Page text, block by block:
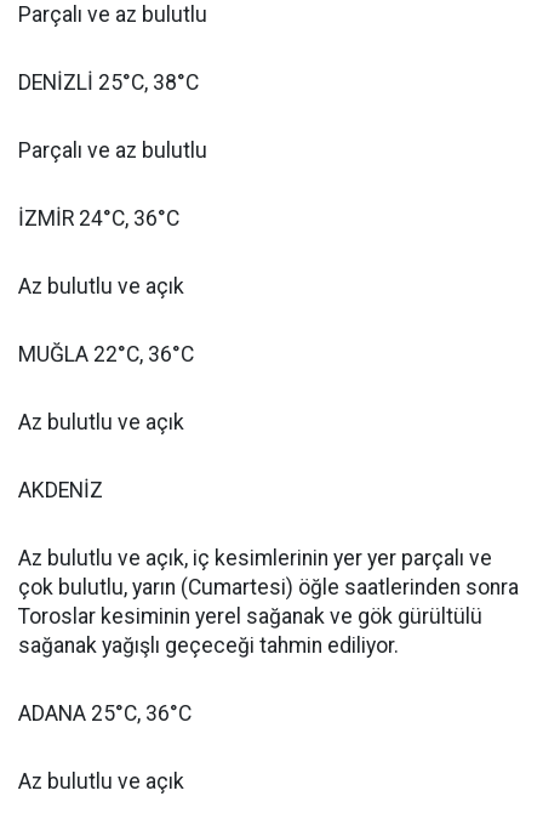
Parçalı ve az bulutlu
DENİZLİ 25°C, 38°C
Parçalı ve az bulutlu
İZMİR 24°C, 36°C
Az bulutlu ve açık
MUĞLA 22°C, 36°C
Az bulutlu ve açık
AKDENİZ
Az bulutlu ve açık, iç kesimlerinin yer yer parçalı ve
çok bulutlu, yarın (Cumartesi) öğle saatlerinden sonra
Toroslar kesiminin yerel sağanak ve gök gürültülü
sağanak yağışlı geçeceği tahmin ediliyor.
ADANA 25°C, 36°C
Az bulutlu ve açık